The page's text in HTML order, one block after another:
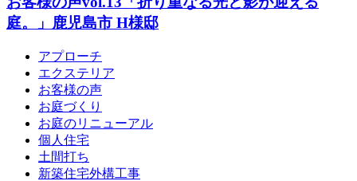
庭。」鹿児島市 H様邸
アプローチ
エクステリア
お客様の声
お庭づくり
お庭のリニューアル
個人住宅
土間打ち
新築住宅外構工事